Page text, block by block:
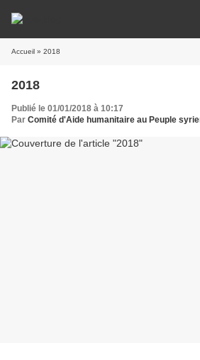
Accueil » 2018
2018
Publié le 01/01/2018 à 10:17
Par Comité d'Aide humanitaire au Peuple